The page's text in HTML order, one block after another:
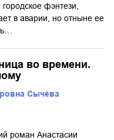
фэнтези,
в аварии, но отныне ее
во времени.
Сычёва
роман Анастасии